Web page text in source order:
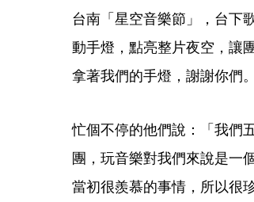
台南「星空音樂節」，台下
動手燈，點亮整片夜空，讓
拿著我們的手燈，謝謝你們。
忙個不停的他們說：「我們
團，玩音樂對我們來說是一
當初很羨慕的事情，所以很